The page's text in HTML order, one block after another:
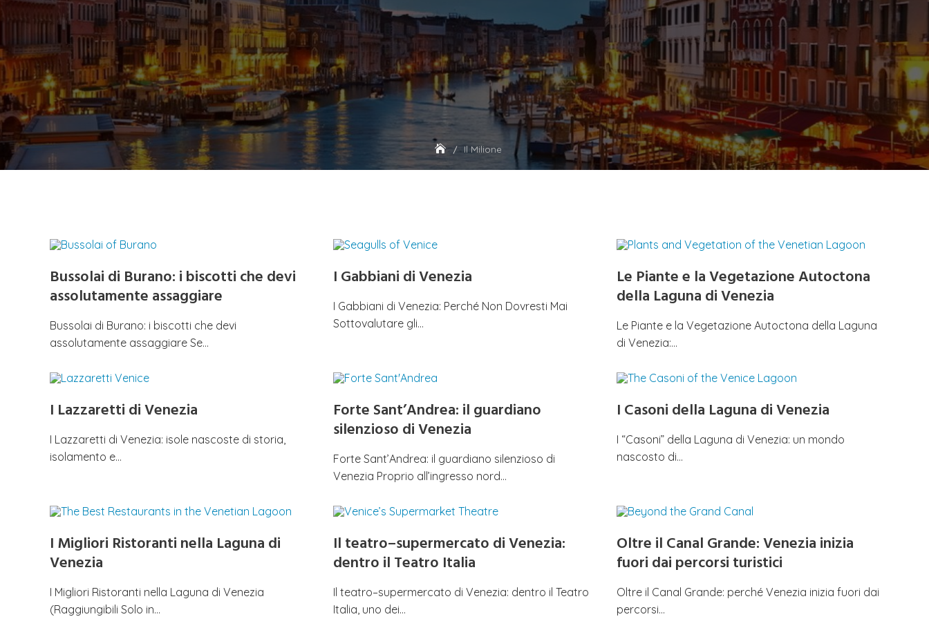
Il Milione
Bussolai di Burano: i biscotti che devi
assolutamente assaggiare
Bussolai di Burano: i biscotti che devi
assolutamente assaggiare Se…
I Gabbiani di Venezia
I Gabbiani di Venezia: Perché Non Dovresti Mai
Sottovalutare gli…
Le Piante e la Vegetazione Autoctona
della Laguna di Venezia
Le Piante e la Vegetazione Autoctona della Laguna
di Venezia:…
I Lazzaretti di Venezia
I Lazzaretti di Venezia: isole nascoste di storia,
isolamento e…
Forte Sant’Andrea: il guardiano
silenzioso di Venezia
Forte Sant’Andrea: il guardiano silenzioso di
Venezia Proprio all’ingresso nord…
I Casoni della Laguna di Venezia
I “Casoni” della Laguna di Venezia: un mondo
nascosto di…
I Migliori Ristoranti nella Laguna di
Venezia
I Migliori Ristoranti nella Laguna di Venezia
(Raggiungibili Solo in…
Il teatro–supermercato di Venezia:
dentro il Teatro Italia
Il teatro–supermercato di Venezia: dentro il Teatro
Italia, uno dei…
Oltre il Canal Grande: Venezia inizia
fuori dai percorsi turistici
Oltre il Canal Grande: perché Venezia inizia fuori dai
percorsi…